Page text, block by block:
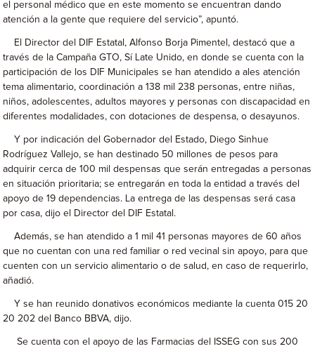
el personal médico que en este momento se encuentran dando
atención a la gente que requiere del servicio”, apuntó.
El Director del DIF Estatal, Alfonso Borja Pimentel, destacó que a
través de la Campaña GTO, Sí Late Unido, en donde se cuenta con la
participación de los DIF Municipales se han atendido a ales atención
tema alimentario, coordinación a 138 mil 238 personas, entre niñas,
niños, adolescentes, adultos mayores y personas con discapacidad en
diferentes modalidades, con dotaciones de despensa, o desayunos.
Y por indicación del Gobernador del Estado, Diego Sinhue
Rodríguez Vallejo, se han destinado 50 millones de pesos para
adquirir cerca de 100 mil despensas que serán entregadas a personas
en situación prioritaria; se entregarán en toda la entidad a través del
apoyo de 19 dependencias. La entrega de las despensas será casa
por casa, dijo el Director del DIF Estatal.
Además, se han atendido a 1 mil 41 personas mayores de 60 años
que no cuentan con una red familiar o red vecinal sin apoyo, para que
cuenten con un servicio alimentario o de salud, en caso de requerirlo,
añadió.
Y se han reunido donativos económicos mediante la cuenta 015 20
20 202 del Banco BBVA, dijo.
Se cuenta con el apoyo de las Farmacias del ISSEG con sus 200